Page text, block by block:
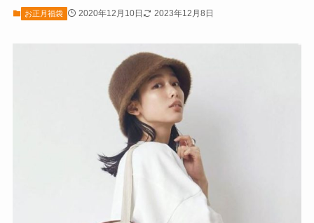
お正月福袋 2020年12月10日 2023年12月8日